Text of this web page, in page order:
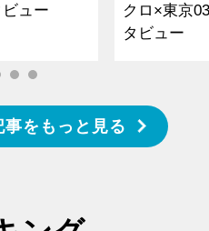
ビュー
クロ×東京
タビュー
事をもっと見る